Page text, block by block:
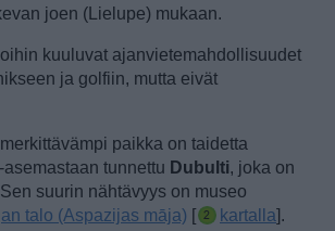
joen (Lielupe) mukaan.
kuuluvat ajanvietemahdollisuudet
ja golfiin, mutta eivät
paikka on taidetta
tunnettu Dubulti, joka on
suurin nähtävyys on museo
talo (Aspazijas māja) [ kartalla].